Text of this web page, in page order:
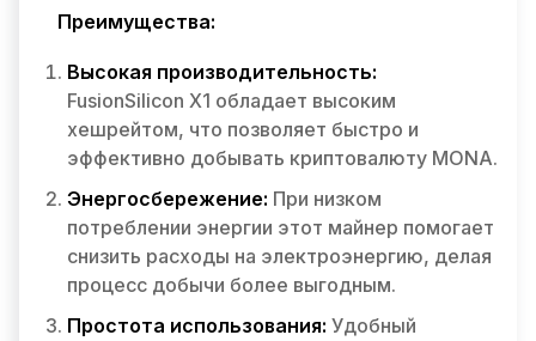
Преимущества:
Высокая производительность:
FusionSilicon X1 обладает высоким
хешрейтом, что позволяет быстро и
эффективно добывать криптовалюту MONA.
Энергосбережение: При низком
потреблении энергии этот майнер помогает
снизить расходы на электроэнергию, делая
процесс добычи более выгодным.
Простота использования: Удобный